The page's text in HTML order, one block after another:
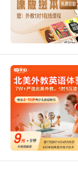
三、课程体
基于艾宾浩
具象关
应"function
场景迁移
condition（
抽象概
解